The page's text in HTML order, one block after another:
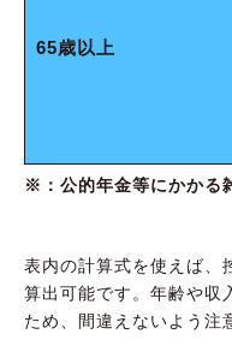
65歳以上
※：公的年金等にかかる
表内の計算式を使えば、
算出可能です。年齢や収
ため、間違えないよう注